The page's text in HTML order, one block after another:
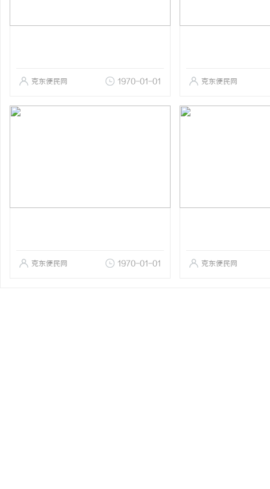
克东便民网 1970-01-01 克东便民网
克东便民网 1970-01-01 克东便民网